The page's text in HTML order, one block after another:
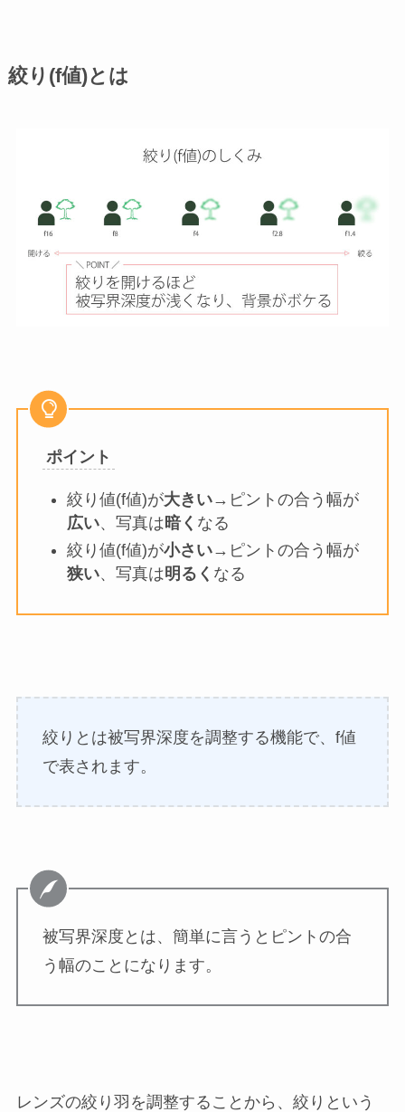
絞り(f値)とは
ポイント
絞り値(f値)が大きい→ピントの合う幅が
広い、写真は 暗く なる
絞り値(f値)が小さい→ピントの合う幅が
狭い、写真は明るく なる
絞りとは被写界深度を調整する機能で、f値
で表されます。
被写界深度とは、簡単に言うとピントの合
う幅のことになります。
レンズの絞り羽を調整することから、絞りという